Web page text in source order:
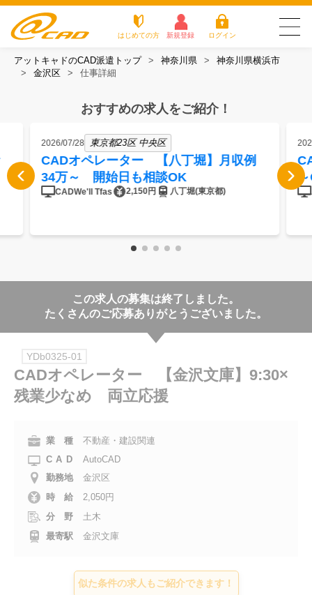
はじめての方 新規登録 ログイン
友だち追加で
最新の求人を確認
アットキャドが選ばれる3つの理由
派遣がはじめての方
お仕事を探す
お電話でのお問い合わせ
東 京 0120-630-660 大 阪
名古屋 0120-960-379
電話受付：平日 9:15～19:00
アットキャドが選
派遣がは
方
探す
ム
アットキャドのCAD派遣トップ 神奈川県
神奈川県横浜市
金沢区
仕事詳細
おすすめの求人をご紹介！
2026/07/28 東京都23区 中央区
CADオペレーター 【八丁堀】月収例
34万～ 開始日も相談OK
CADWe'll Tfas 2,150円 八丁堀(東京都)
この求人の募集は終了しました。
たくさんのご応募ありがとうございました。
YDb0325-01
CADオペレーター 【金沢文庫】9:30×
残業少なめ 両立応援
業 種
不動産・建設関連
CAD
AutoCAD
勤務地
金沢区
時 給
2,050円
分 野
土木
最寄駅
金沢文庫
似た条件の求人もご紹介できます！